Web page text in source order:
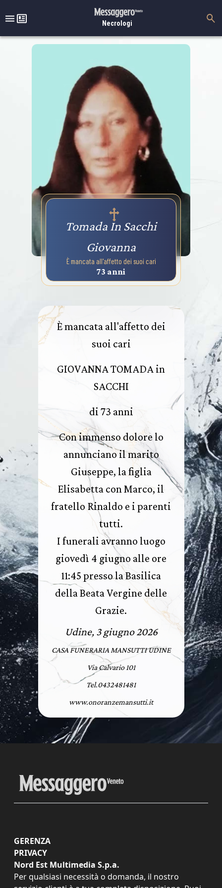
Necrologi
Tomada In Sacchi
Giovanna
È mancata all'affetto dei suoi cari
73 anni
È mancata all'affetto dei
suoi cari
GIOVANNA TOMADA in
SACCHI
di 73 anni
Con immenso dolore lo
annunciano il marito
Giuseppe, la figlia
Elisabetta con Marco, il
fratello Rinaldo e i parenti
tutti.
I funerali avranno luogo
giovedì 4 giugno alle ore
11:45 presso la Basilica
della Beata Vergine delle
Grazie.
Udine, 3 giugno 2026
CASA FUNERARIA MANSUTTI UDINE
Via Calvario 101
Tel.0432481481
www.onoranzemansutti.it
GERENZA
PRIVACY
Nord Est Multimedia S.p.a.
Per qualsiasi necessità o domanda, il nostro